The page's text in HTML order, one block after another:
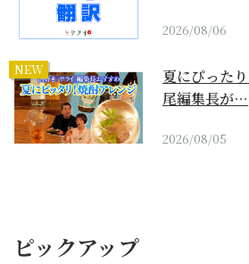
2026/08/06
NEW
夏にぴった
尾編集長が…
2026/08/05
ピックアップ